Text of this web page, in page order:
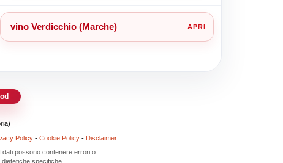
vino Verdicchio (Marche)
Policy- Cookie Policy- Disclaimer
dati possono contenere errori o
specifiche.